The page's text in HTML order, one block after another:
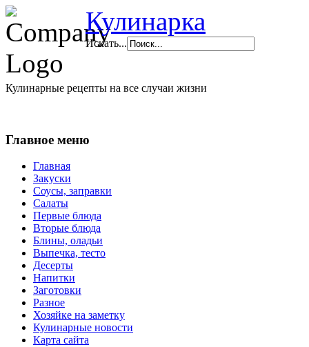
Кулинарка
Искать...
Кулинарные рецепты на все случаи жизни
Главное меню
Главная
Закуски
Соусы, заправки
Салаты
Первые блюда
Вторые блюда
Блины, оладьи
Выпечка, тесто
Десерты
Напитки
Заготовки
Разное
Хозяйке на заметку
Кулинарные новости
Карта сайта